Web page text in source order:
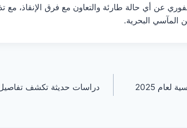
عن أي حالة طارئة والتعاون مع فرق الإنقاذ، مع
المآسي البحرية.
2025
دراسات حديثة تكشف تفاصيل